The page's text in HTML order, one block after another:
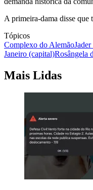
A primeira-dama disse
Tópicos
Complexo do Alemão
Janeiro (capital)Rosângela
Mais Lidas